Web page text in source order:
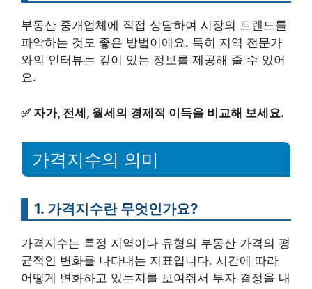
부동산 중개업체에 직접 상담하여 시장의 트렌드를
파악하는 것도 좋은 방법이에요. 특히 지역 전문가
와의 인터뷰는 깊이 있는 정보를 제공해 줄 수 있어
요.
✅ 자가, 전세, 월세의 경제적 이득을 비교해 보세요.
가격지수의 의미
1. 가격지수란 무엇인가요?
가격지수는 특정 지역이나 유형의 부동산 가격의 평
균적인 변화를 나타내는 지표입니다. 시간에 따라
어떻게 변화하고 있는지를 보여줘서 투자 결정을 내